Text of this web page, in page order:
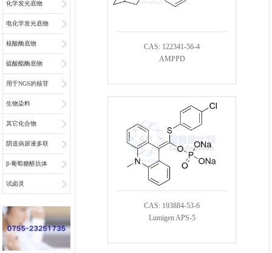
化学发光底物
电化学发光底物
核酸酶底物
硫酸酯酶底物
用于NGS的核苷
和核苷酸
生物染料
其它化合物
阴道病尿液多联
检底物
β-葡萄糖醛抗体
偶联物连接子
试卤灵
CAS: 122341-56-4
AMPPD
CAS: 193884-53-6
Lumigen APS-5